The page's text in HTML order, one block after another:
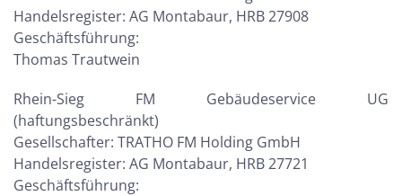
Handelsregister: AG Montabaur, HRB 27908
Geschäftsführung:
Thomas Trautwein
Rhein-Sieg FM Gebäudeservice UG
(haftungsbeschränkt)
Gesellschafter: TRATHO FM Holding GmbH
Handelsregister: AG Montabaur, HRB 27721
Geschäftsführung: